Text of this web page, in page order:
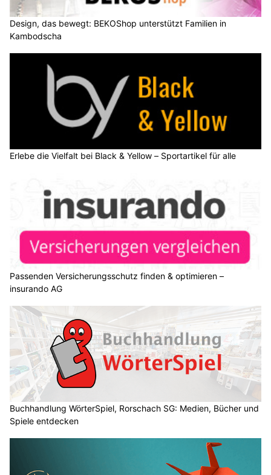
Design, das bewegt: BEKOShop unterstützt Familien in
Kambodscha
Erlebe die Vielfalt bei Black & Yellow – Sportartikel für alle
Passenden Versicherungsschutz finden & optimieren –
insurando AG
Buchhandlung WörterSpiel, Rorschach SG: Medien, Bücher und
Spiele entdecken